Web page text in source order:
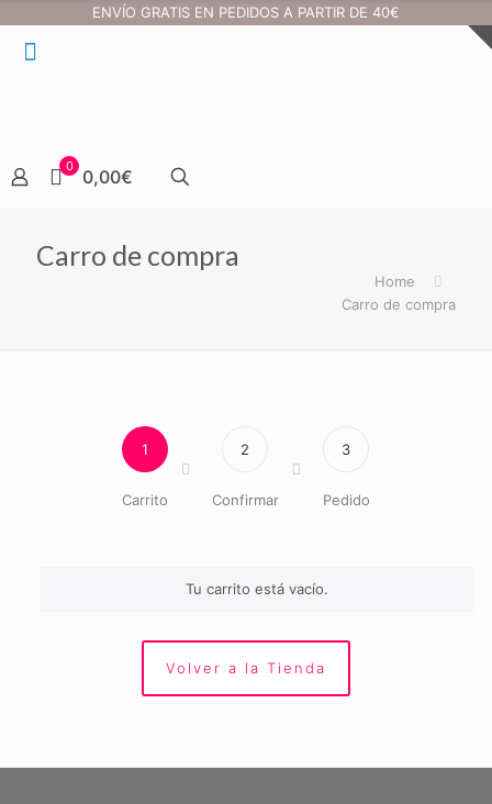
ENVÍO GRATIS EN PEDIDOS A PARTIR DE 40€
0 0,00€
Carro de compra
Home
Carro de compra
1
Carrito
2
Confirmar
3
Pedido
Tu carrito está vacío.
Volver a la Tienda